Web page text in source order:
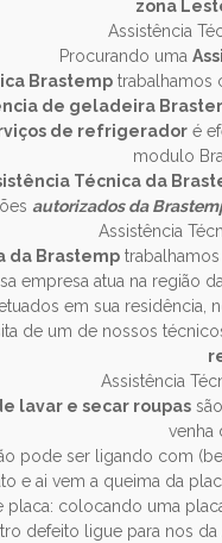
zona
Assistência
Procurando uma
Brastemp trabalhamos
de geladeira
de refrigerador é
modulo
Técnica da
autorizados da
Assistência
da Brastemp
empresa atua na região
em sua residência,
de um de nossos
Assistência
lavar e secar roupassão
venha
pode ser ligando com
e ai vem a queima da
colocando uma
defeito ligue para nos da